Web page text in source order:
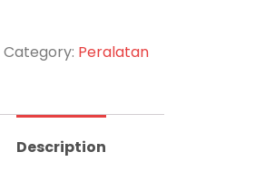
Category: Peralatan
Description